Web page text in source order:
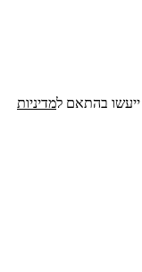
בהתאם למדיניות